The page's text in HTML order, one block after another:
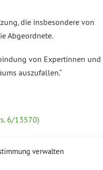
verwalten
die insbesondere von
Abgeordnete.
von Expertinnen und
auszufallen.“
6/13570)